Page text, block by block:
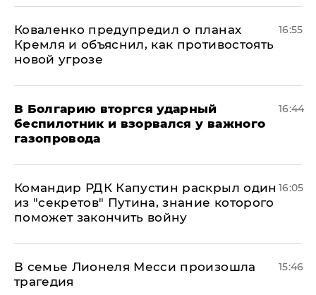
Коваленко предупредил о планах
Кремля и объяснил, как противостоять
новой угрозе
16:55
В Болгарию вторгся ударный
беспилотник и взорвался у важного
газопровода
16:44
Командир РДК Капустин раскрыл один
из "секретов" Путина, знание которого
поможет закончить войну
16:05
В семье Лионеля Месси произошла
трагедия
15:46